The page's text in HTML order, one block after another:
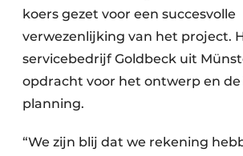
koers gezet voor een succesvolle
verwezenlijking van het project.
servicebedrijf Goldbeck uit
opdracht voor het ontwerp en
planning.
“We zijn blij dat we rekening